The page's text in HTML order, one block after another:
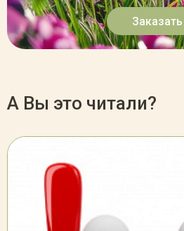
Заказать
А Вы это читали?